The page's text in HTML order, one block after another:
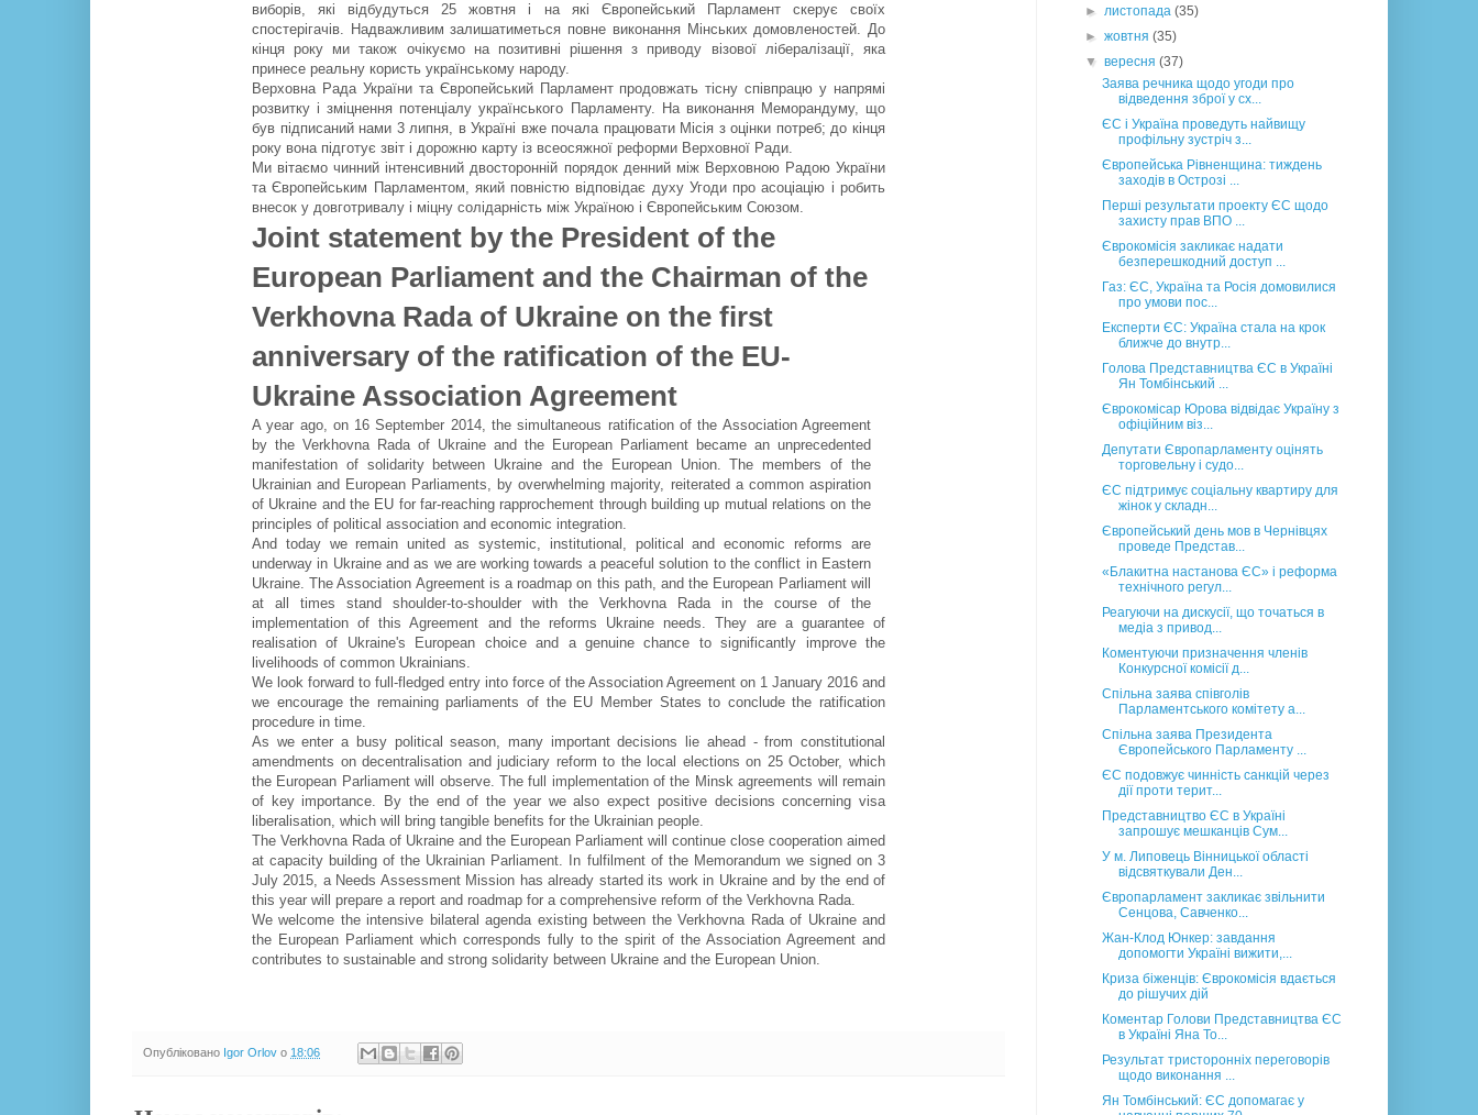
виборів, які відбудуться 25 жовтня і на які Європейський Парламент скерує своїх
спостерігачів. Надважливим залишатиметься повне виконання Мінських домовленостей. До
кінця року ми також очікуємо на позитивні рішення з приводу візової лібералізації, яка
принесе реальну користь українському народу.
Верховна Рада України та Європейський Парламент продовжать тісну співпрацю у напрямі
розвитку і зміцнення потенціалу українського Парламенту. На виконання Меморандуму, що
був підписаний нами 3 липня, в Україні вже почала працювати Місія з оцінки потреб; до кінця
року вона підготує звіт і дорожню карту із всеосяжної реформи Верховної Ради.
Ми вітаємо чинний інтенсивний двосторонній порядок денний між Верховною Радою України
та Європейським Парламентом, який повністю відповідає духу Угоди про асоціацію і робить
внесок у довготривалу і міцну солідарність між Україною і Європейським Союзом.
Joint statement by the President of the
European Parliament and the Chairman of the
Verkhovna Rada of Ukraine on the first
anniversary of the ratification of the EU-
Ukraine Association Agreement
A year ago, on 16 September 2014, the simultaneous ratification of the Association Agreement
by the Verkhovna Rada of Ukraine and the European Parliament became an unprecedented
manifestation of solidarity between Ukraine and the European Union. The members of the
Ukrainian and European Parliaments, by overwhelming majority, reiterated a common aspiration
of Ukraine and the EU for far-reaching rapprochement through building up mutual relations on the
principles of political association and economic integration.
And today we remain united as systemic, institutional, political and economic reforms are
underway in Ukraine and as we are working towards a peaceful solution to the conflict in Eastern
Ukraine. The Association Agreement is a roadmap on this path, and the European Parliament will
at all times stand shoulder-to-shoulder with the Verkhovna Rada in the course of the
implementation of this Agreement and the reforms Ukraine needs. They are a guarantee of
realisation of Ukraine's European choice and a genuine chance to significantly improve the
livelihoods of common Ukrainians.
We look forward to full-fledged entry into force of the Association Agreement on 1 January 2016 and
we encourage the remaining parliaments of the EU Member States to conclude the ratification
procedure in time.
As we enter a busy political season, many important decisions lie ahead - from constitutional
amendments on decentralisation and judiciary reform to the local elections on 25 October, which
the European Parliament will observe. The full implementation of the Minsk agreements will remain
of key importance. By the end of the year we also expect positive decisions concerning visa
liberalisation, which will bring tangible benefits for the Ukrainian people.
The Verkhovna Rada of Ukraine and the European Parliament will continue close cooperation aimed
at capacity building of the Ukrainian Parliament. In fulfilment of the Memorandum we signed on 3
July 2015, a Needs Assessment Mission has already started its work in Ukraine and by the end of
this year will prepare a report and roadmap for a comprehensive reform of the Verkhovna Rada.
We welcome the intensive bilateral agenda existing between the Verkhovna Rada of Ukraine and
the European Parliament which corresponds fully to the spirit of the Association Agreement and
contributes to sustainable and strong solidarity between Ukraine and the European Union.
Опубліковано Igor Orlov о 18:06
►листопада(35)
►жовтня(35)
▼вересня(37)
Заява речника щодо угоди про
відведення зброї у сх...
ЄС і Україна проведуть найвищу
профільну зустріч з...
Європейська Рівненщина: тиждень
заходів в Острозі ...
Перші результати проекту ЄС щодо
захисту прав ВПО ...
Єврокомісія закликає надати
безперешкодний доступ ...
Газ: ЄС, Україна та Росія домовилися
про умови пос...
Експерти ЄС: Україна стала на крок
ближче до внутр...
Голова Представництва ЄС в Україні
Ян Томбінський ...
Єврокомісар Юрова відвідає Україну з
офіційним віз...
Депутати Європарламенту оцінять
торговельну і судо...
ЄС підтримує соціальну квартиру для
жінок у складн...
Європейський день мов в Чернівцях
проведе Представ...
«Блакитна настанова ЄС» і реформа
технічного регул...
Реагуючи на дискусії, що точаться в
медіа з привод...
Коментуючи призначення членів
Конкурсної комісії д...
Спільна заява співголів
Парламентського комітету а...
Спільна заява Президента
Європейського Парламенту ...
ЄС подовжує чинність санкцій через
дії проти терит...
Представництво ЄС в Україні
запрошує мешканців Сум...
У м. Липовець Вінницької області
відсвяткували Ден...
Європарламент закликає звільнити
Сенцова, Савченко...
Жан-Клод Юнкер: завдання
допомогти Україні вижити,...
Криза біженців: Єврокомісія вдається
до рішучих дій
Коментар Голови Представництва ЄС
в Україні Яна То...
Результат тристоронніх переговорів
щодо виконання ...
Ян Томбінський: ЄС допомагає у